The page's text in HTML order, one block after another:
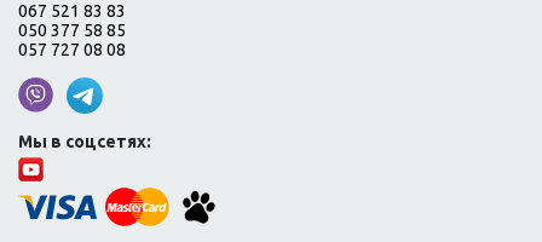
067 521 83 83
050 377 58 85
057 727 08 08
Мы в соцсетях: